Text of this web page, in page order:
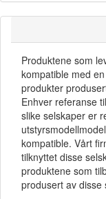
Produktene som
kompatible med
produkter
Enhver referanse
slike selskaper er
kompatible. Vårt
tilknyttet disse
produktene som
produsert av disse